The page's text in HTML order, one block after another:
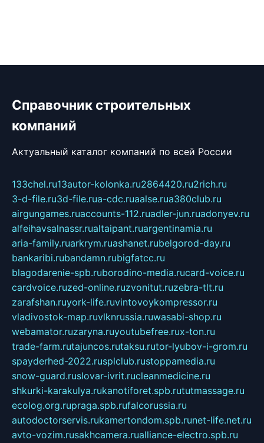
Справочник строительных
компаний
Актуальный каталог компаний по всей России
133chel.ru13autor-kolonka.ru2864420.ru2rich.ru
3-d-file.ru3d-file.rua-cdc.ruaalse.rua380club.ru
airgungames.ruaccounts-112.ruadler-jun.ruadonyev.ru
alfeihavsalnassr.rualtaipant.ruargentinamia.ru
aria-family.ruarkrym.ruashanet.rubelgorod-day.ru
bankaribi.rubandamn.rubigfatcc.ru
blagodarenie-spb.ruborodino-media.rucard-voice.ru
cardvoice.ruzed-online.ruzvonitut.ruzebra-tlt.ru
zarafshan.ruyork-life.ruvintovoykompressor.ru
vladivostok-map.ruvlknrussia.ruwasabi-shop.ru
webamator.ruzaryna.ruyoutubefree.rux-ton.ru
trade-farm.rutajuncos.rutaksu.rutor-lyubov-i-grom.ru
spayderhed-2022.rusplclub.rustoppamedia.ru
snow-guard.ruslovar-ivrit.rucleanmedicine.ru
shkurki-karakulya.rukanotiforet.spb.rututmassage.ru
ecolog.org.rupraga.spb.rufalcorussia.ru
autodoctorservis.rukamertondom.spb.runet-life.net.ru
avto-vozim.rusakhcamera.rualliance-electro.spb.ru